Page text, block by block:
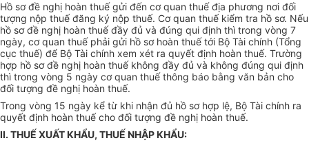
Hồ sơ đề nghị hoàn thuế gửi đến cơ quan thuế địa phương nơi đối
tượng nộp thuế đăng ký nộp thuế. Cơ quan thuế kiểm tra hồ sơ. Nếu
hồ sơ đề nghị hoàn thuế đầy đủ và đúng qui định thì trong vòng 7
ngày, cơ quan thuế phải gửi hồ sơ hoàn thuế tới Bộ Tài chính (Tổng
cục thuế) để Bộ Tài chính xem xét ra quyết định hoàn thuế. Trường
hợp hồ sơ đề nghị hoàn thuế không đầy đủ và không đúng qui định
thì trong vòng 5 ngày cơ quan thuế thông báo bằng văn bản cho
đối tượng đề nghị hoàn thuế.
Trong vòng 15 ngày kể từ khi nhận đủ hồ sơ hợp lệ, Bộ Tài chính ra
quyết định hoàn thuế cho đối tượng đề nghị hoàn thuế.
II. THUẾ XUẤT KHẨU, THUẾ NHẬP KHẨU: